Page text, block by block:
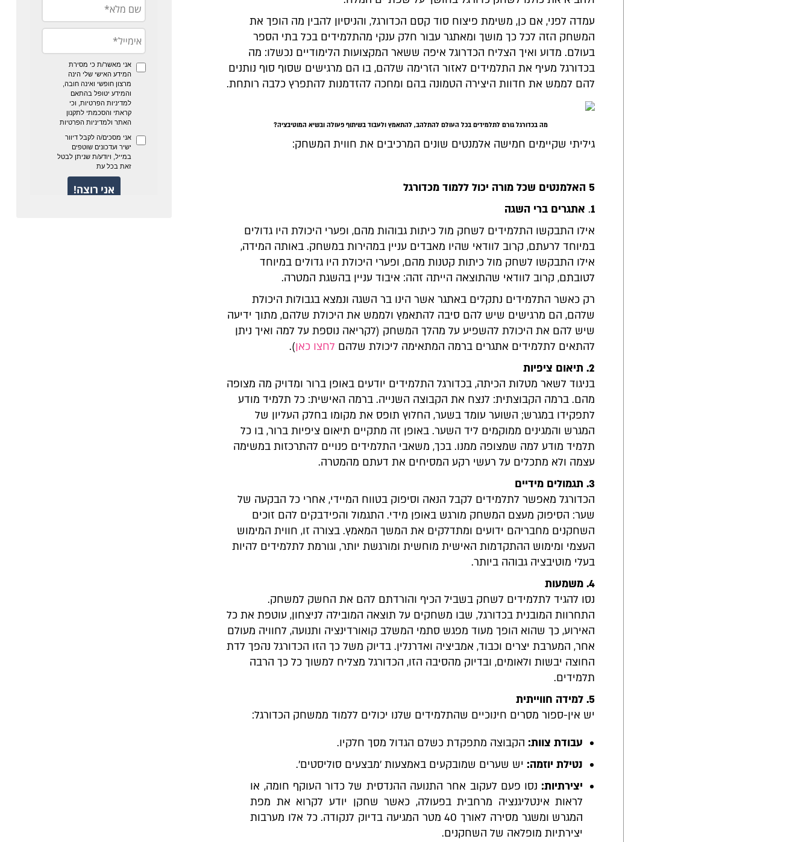
עמדה לפני, אם כן, משימת פיצוח סוד קסם הכדורגל, והניסיון להבין מה הופך את
המשחק הזה לכל כך מושך ומאתגר עבור חלק ענקי מהתלמידים בכל בתי הספר
בעולם. מדוע ואיך הצליח הכדרוגל איפה ששאר המקצועות הלימודיים נכשלו: מה
בכדורגל מעיף את התלמידים לאזור הזרימה שלהם, בו הם מרגישים שסוף סוף נותנים
להם לממש את חדוות היצירה הטמונה בהם ומחכה להזדמנות להתפרץ כלבה רותחת.
מה בכדורגל גורם לתלמידים בכל העולם להתלהב, להתאמץ ולעבוד בשיתוף פעולה ובשיא המוטיבציה?
גיליתי שקיימים חמישה אלמנטים שונים המרכיבים את חווית המשחק:
5 האלמנטים שכל מורה יכול ללמוד מכדורגל
1
. אתגרים ברי השגה
אילו התבקשו התלמידים לשחק מול כיתות גבוהות מהם, ופערי היכולת היו גדולים
במיוחד לרעתם, קרוב לוודאי שהיו מאבדים עניין במהירות במשחק. באותה המידה,
אילו התבקשו לשחק מול כיתות קטנות מהם, ופערי היכולת היו גדולים במיוחד
לטובתם, קרוב לוודאי שהתוצאה הייתה זהה: איבוד עניין בהשגת המטרה.
רק כאשר התלמידים נתקלים באתגר אשר הינו בר השגה ונמצא בגבולות היכולת
שלהם, הם מרגישים שיש להם סיבה להתאמץ ולממש את היכולת שלהם, מתוך ידיעה
שיש להם את היכולת להשפיע על מהלך המשחק (לקריאה נוספת על למה ואיך ניתן
להתאים לתלמידים אתגרים ברמה המתאימה ליכולת שלהם לחצו כאן).
2. תיאום ציפיות
בניגוד לשאר מטלות הכיתה, בכדורגל התלמידים יודעים באופן ברור ומדויק מה מצופה
מהם. ברמה הקבוצתית: לנצח את הקבוצה השנייה. ברמה האישית: כל תלמיד מודע
לתפקידו במגרש; השוער עומד בשער, החלוץ תופס את מקומו בחלק העליון של
המגרש והמגינים ממוקמים ליד השער. באופן זה מתקיים תיאום ציפיות ברור, בו כל
תלמיד מודע למה שמצופה ממנו. בכך, משאבי התלמידים פנויים להתרכזות במשימה
עצמה ולא מתכלים על רעשי רקע המסיחים את דעתם מהמטרה.
3. תגמולים מידיים
הכדורגל מאפשר לתלמידים לקבל הנאה וסיפוק בטווח המיידי, אחרי כל הבקעה של
שער: הסיפוק מעצם המשחק מורגש באופן מידי. התגמול והפידבקים להם זוכים
השחקנים מחבריהם ידועים ומתדלקים את המשך המאמץ. בצורה זו, חווית המימוש
העצמי ומימוש ההתקדמות האישית מוחשית ומורגשת יותר, וגורמת לתלמידים להיות
בעלי מוטיבציה גבוהה ביותר.
4. משמעות
נסו להגיד לתלמידים לשחק בשביל הכיף והורדתם להם את החשק למשחק.
התחרוות המובנית בכדורגל, שבו משחקים על תוצאה המובילה לניצחון, עוטפת את כל
האירוע, כך שהוא הופך מעוד מפגש סתמי המשלב קואורדינציה ותנועה, לחוויה מעולם
אחר, המערבת יצרים וכבוד, אמביציה ואדרנלין. בדיוק משל כך הזו הכדורגל נהפך לדת
החוצה יבשות ולאומים, ובדיוק מהסיבה הזו, הכדורגל מצליח למשוך כל כך הרבה
תלמידים.
5. למידה חווייתית
יש אין-ספור מסרים חינוכיים שהתלמידים שלנו יכולים ללמוד ממשחק הכדורגל:
עבודת צוות: הקבוצה מתפקדת כשלם הגדול מסך חלקיו.
נטילת יוזמה: יש שערים שמובקעים באמצעות 'מבצעים סוליסטים'.
יצירתיות: נסו פעם לעקוב אחר התנועה ההנדסית של כדור העוקף חומה, או
לראות אינטליגנציה מרחבית בפעולה, כאשר שחקן יודע לקרוא את מפת
המגרש ומשגר מסירה לאורך 40 מטר המגיעה בדיוק לנקודה. כל אלו מערבות
יצירתיות מופלאה של השחקנים.